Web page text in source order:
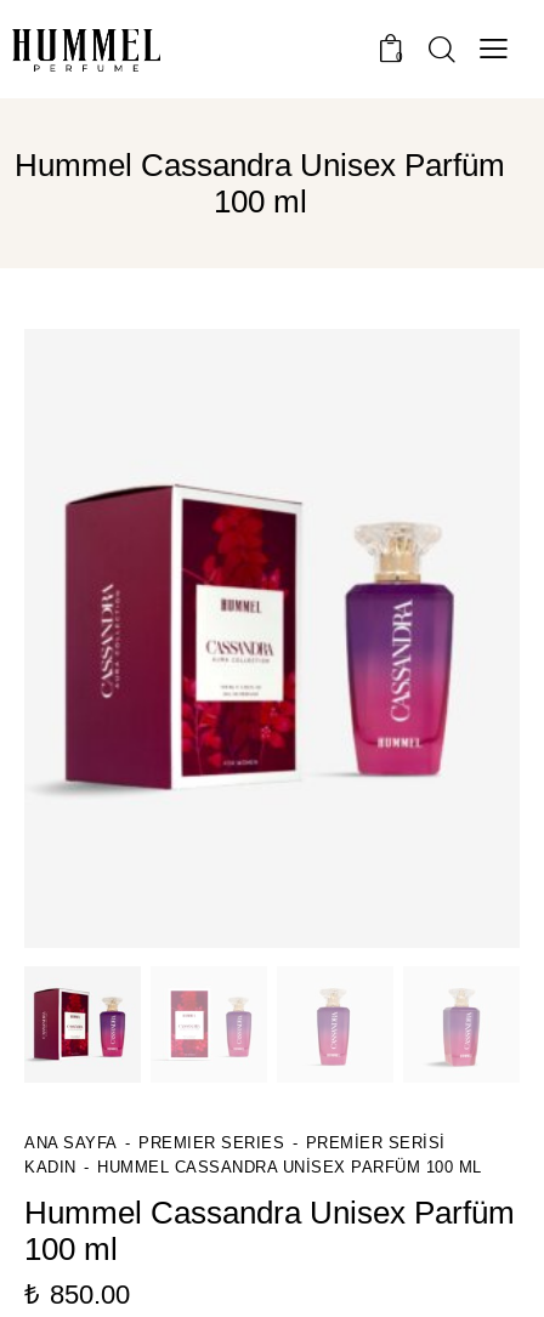
0
Hummel Cassandra Unisex Parfüm
100 ml
ANA SAYFA PREMIER SERIES
PREMIER SERISI
KADIN
HUMMEL CASSANDRA UNISEX PARFÜM 100 ML
Hummel Cassandra Unisex Parfüm
100 ml
₺ 850.00